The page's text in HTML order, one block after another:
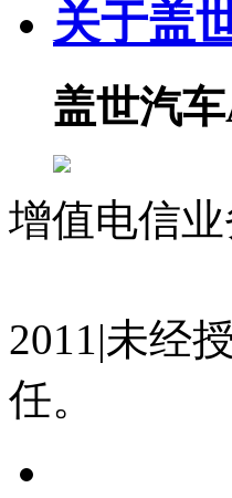
关于盖
盖世汽
增值电信
2011|未经
任。